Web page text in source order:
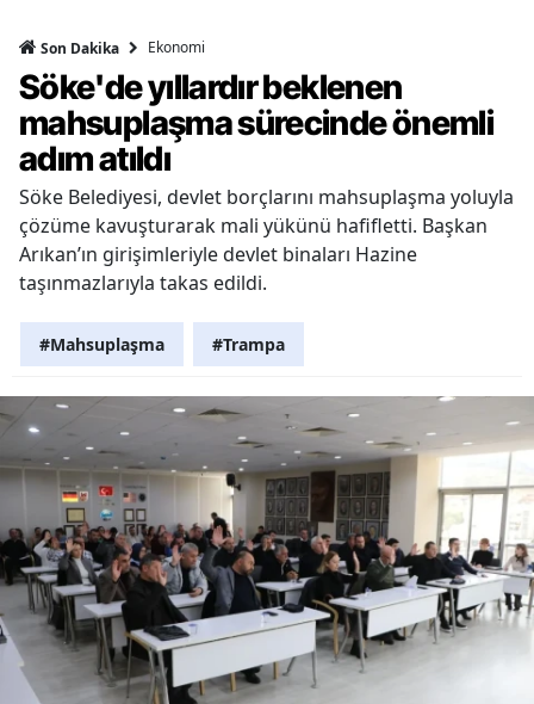
Son Dakika Ekonomi
Söke'de yıllardır beklenen
mahsuplaşma sürecinde önemli
adım atıldı
Söke Belediyesi, devlet borçlarını mahsuplaşma yoluyla
çözüme kavuşturarak mali yükünü hafifletti. Başkan
Arıkan’ın girişimleriyle devlet binaları Hazine
taşınmazlarıyla takas edildi.
#Mahsuplaşma #Trampa